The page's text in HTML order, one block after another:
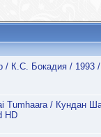
/ К.C. Бокадия / 1993
Tumhaara / Кундан
HD